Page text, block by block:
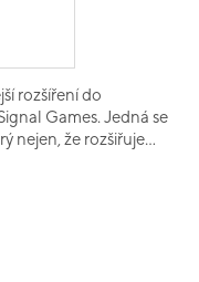
rozšíření do
Games. Jedná se
nejen, že rozšiřuje
ve třech kopiích.
obrázky na kartách
her.